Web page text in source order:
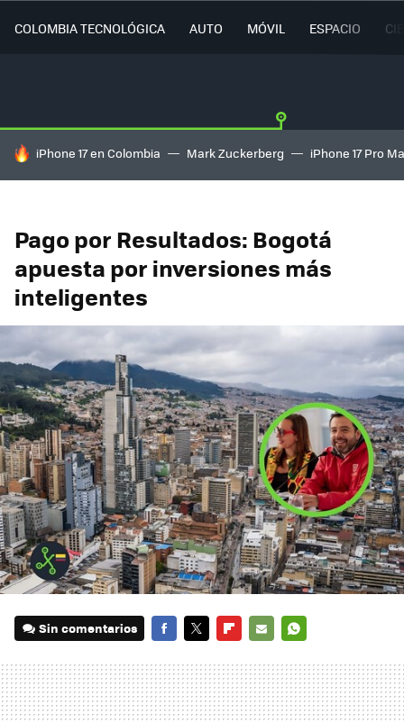
COLOMBIA TECNOLÓGICA AUTO MÓVIL ESPACIO
HOY SE HABLA DE
iPhone 17 en Colombia Mark Zuckerberg iPhone 17 Pro
Pago por Resultados: Bogotá
apuesta por inversiones más
inteligentes
Sin comentarios
MAIL